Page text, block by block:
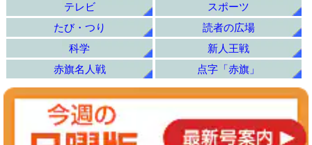
テレビ
スポーツ
たび・つり
読者の広場
科学
新人王戦
赤旗名人戦
点字「赤旗」